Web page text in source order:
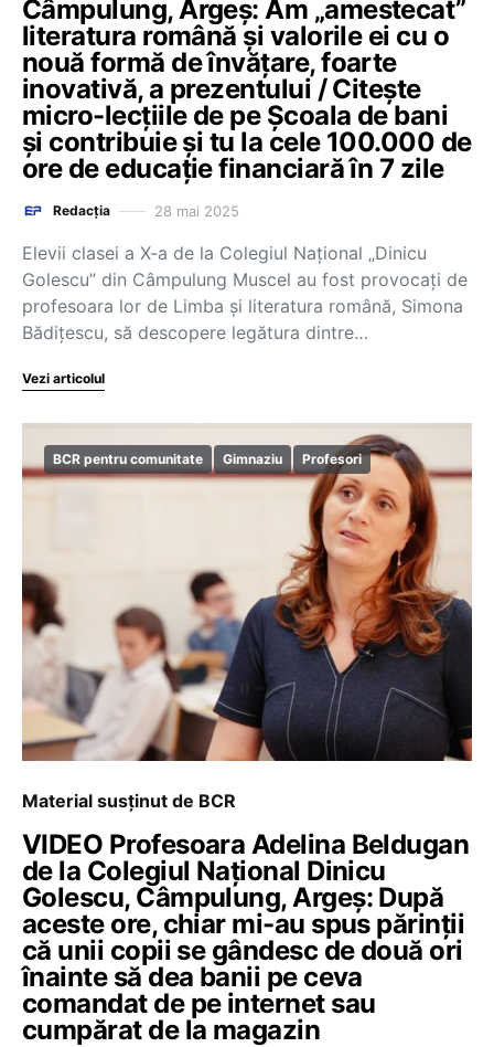
Câmpulung, Argeș: Am „amestecat”
literatura română și valorile ei cu o
nouă formă de învățare, foarte
inovativă, a prezentului / Citește
micro-lecțiile de pe Școala de bani
și contribuie și tu la cele 100.000 de
ore de educație financiară în 7 zile
Redacția 28 mai 2025
Elevii clasei a X-a de la Colegiul Național „Dinicu
Golescu” din Câmpulung Muscel au fost provocați de
profesoara lor de Limba și literatura română, Simona
Bădițescu, să descopere legătura dintre…
Vezi articolul
BCR pentru comunitate Gimnaziu Profesori
Material susținut de BCR
VIDEO Profesoara Adelina Beldugan
de la Colegiul Național Dinicu
Golescu, Câmpulung, Argeș: După
aceste ore, chiar mi-au spus părinții
că unii copii se gândesc de două ori
înainte să dea banii pe ceva
comandat de pe internet sau
cumpărat de la magazin